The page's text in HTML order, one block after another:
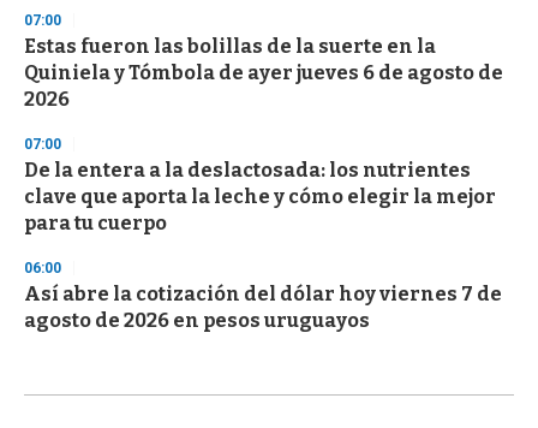
07:00
Estas fueron las bolillas de la suerte en la
Quiniela y Tómbola de ayer jueves 6 de agosto de
2026
07:00
De la entera a la deslactosada: los nutrientes
clave que aporta la leche y cómo elegir la mejor
para tu cuerpo
06:00
Así abre la cotización del dólar hoy viernes 7 de
agosto de 2026 en pesos uruguayos